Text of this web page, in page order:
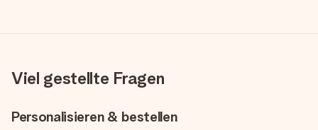
Viel gestellte Fragen
Personalisieren & bestellen